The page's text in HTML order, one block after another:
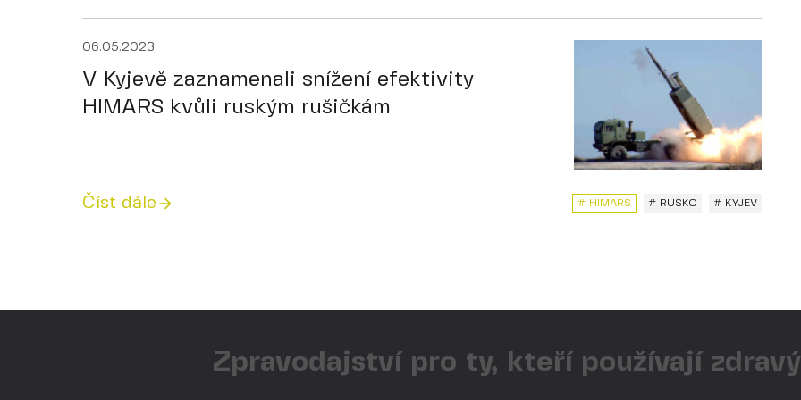
06.05.2023
V Kyjevě zaznamenali snížení efektivity
HIMARS kvůli ruským rušičkám
Číst dále # RUSKO # KYJEV
# HIMARS
Zpravodajství pro ty, kteří používají